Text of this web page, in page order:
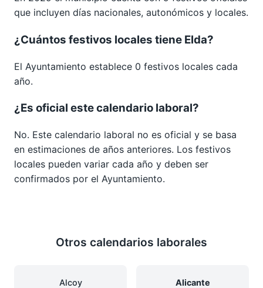
que incluyen días nacionales, autonómicos y locales.
¿Cuántos festivos locales tiene Elda?
El Ayuntamiento establece 0 festivos locales cada
año.
¿Es oficial este calendario laboral?
No. Este calendario laboral no es oficial y se basa
en estimaciones de años anteriores. Los festivos
locales pueden variar cada año y deben ser
confirmados por el Ayuntamiento.
Otros calendarios laborales
Alcoy Alicante